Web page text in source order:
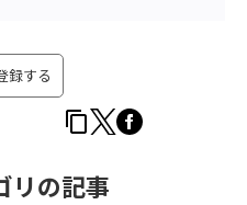
録する
リの記事